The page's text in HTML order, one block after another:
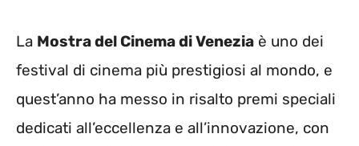
La Mostra del Cinema di Venezia è uno dei
festival di cinema più prestigiosi al mondo, e
quest’anno ha messo in risalto premi speciali
dedicati all’eccellenza e all’innovazione, con